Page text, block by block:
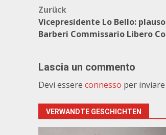
Beitragsnavigation
Zurück
Vicepresidente Lo Bello:
Barberi Commissario Libero
Lascia un commento
Devi essere connesso per
VERWANDTE GESCHICHTEN